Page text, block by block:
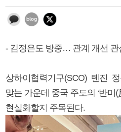
- 김정은도 방중… 관계 개선 관
상하이협력기구(SCO) 톈진
맞는 가운데 중국 주도의 ‘반미
현실화할지 주목된다.